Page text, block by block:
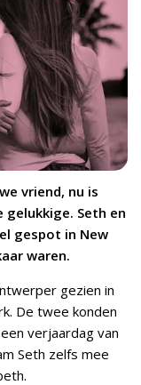
vriend, nu is
gelukkige. Seth en
gespot in New
waren.
gezien in
De twee konden
verjaardag van
Seth zelfs mee